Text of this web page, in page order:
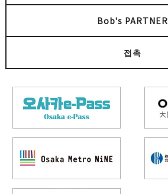
Bob's PARTNER
접촉